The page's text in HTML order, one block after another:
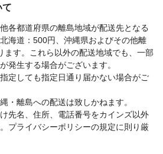
すめです。
にはしっかりとした強化ゴムバンドを
。極厚ゴムをさらに二重構造にするこ
、寝返りや動きによるズレを軽減しま
マットレスや敷き布団、ベッドパッド
幅広く対応し、簡単に取り付けられる
シーツ交換もラクラク。汚れても洗濯
丸洗いでき、乾きも早いため、いつで
潔に保てます。
ままでも使用可能ですが、さらにエア
て
各都道府県の離島地域が配送先となる
海道：500円、沖縄県およびその他離
ます。これら以外の配送地域でも、一部
発生する場合がございます。
定しても指定日通り届かない場合がご
・離島への配送は致しかねます。
先名、住所、電話番号をカインズ以外
プライバシーポリシーの規定に則り厳